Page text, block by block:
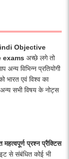
Objective
exams अच्छे लगे तो
विभिन्न प्रतियोगी
भारत एवं विश्व का
सभी विषय के नोट्स
प्रश्न प्रैक्टिस
से संबंधित कोई भी